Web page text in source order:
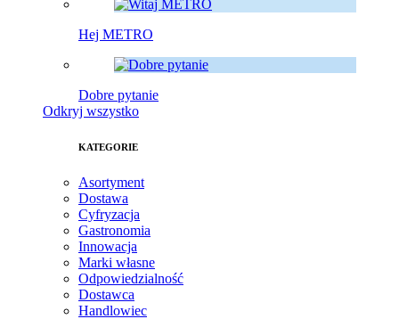
Hej METRO
Dobre pytanie
Odkryj wszystko
KATEGORIE
Asortyment
Dostawa
Cyfryzacja
Gastronomia
Innowacja
Marki własne
Odpowiedzialność
Dostawca
Handlowiec